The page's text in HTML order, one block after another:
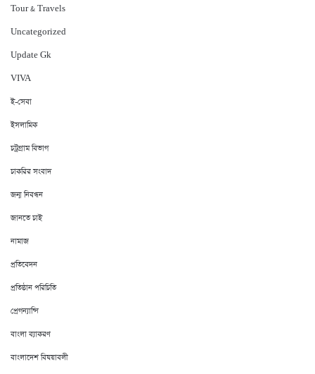
Tour & Travels
Uncategorized
Update Gk
VIVA
ই-সেবা
ইসলামিক
চট্রগ্রাম বিভাগ
চাকরির সংবাদ
জন্ম নিবন্ধন
জানতে চাই
নামাজ
প্রতিবেদন
প্রতিষ্ঠান পরিচিতি
প্রেগন্যান্সি
বাংলা ব্যাকরণ
বাংলাদেশ বিষয়াবলী